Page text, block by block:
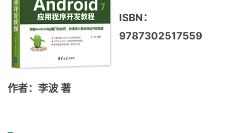
ISBN：
9787302517559
作者：李波 著